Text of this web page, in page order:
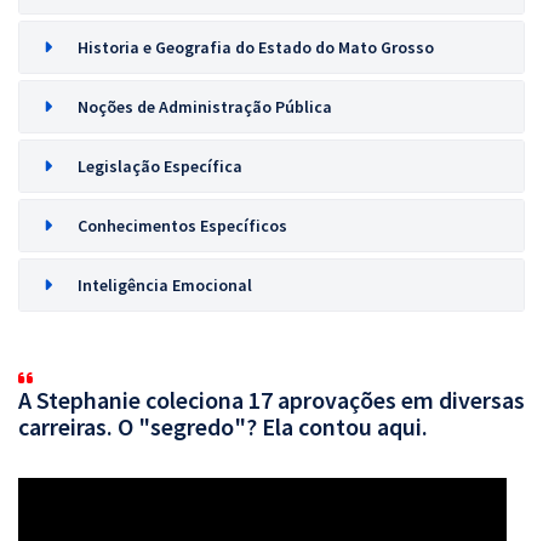
Historia e Geografia do Estado do Mato Grosso
Noções de Administração Pública
Legislação Específica
Conhecimentos Específicos
Inteligência Emocional
A Stephanie coleciona 17 aprovações em diversas
carreiras. O "segredo"? Ela contou aqui.